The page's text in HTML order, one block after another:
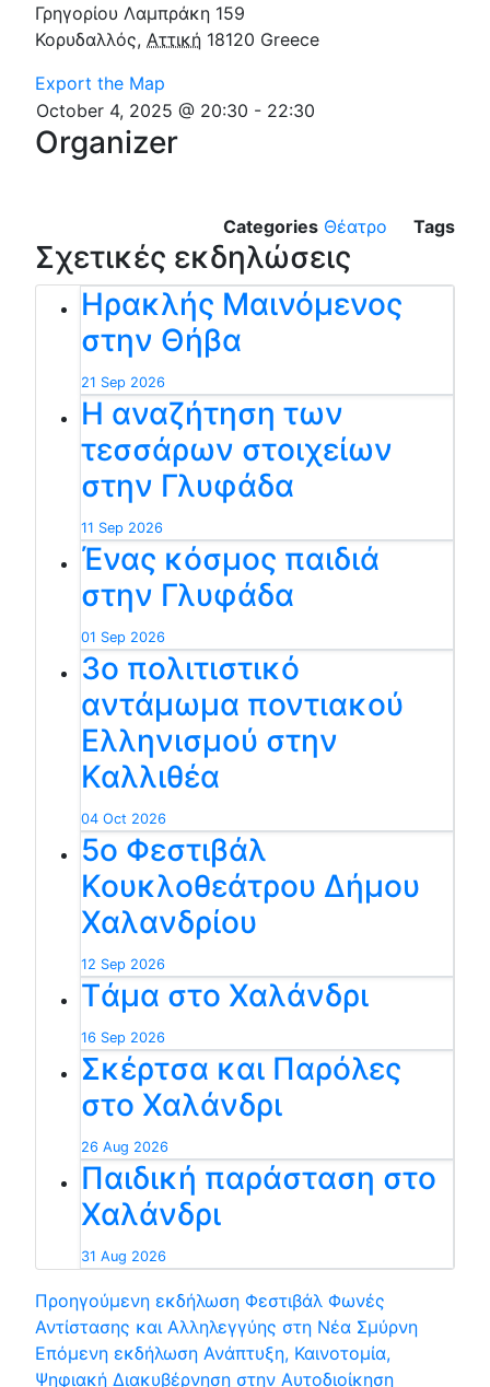
Γρηγορίου Λαμπράκη 159
Κορυδαλλός, Αττική 18120 Greece
Export the Map
October 4, 2025 @ 20:30 - 22:30
Organizer
Categories Θέατρο Tags
Σχετικές εκδηλώσεις
Ηρακλής Μαινόμενος
στην Θήβα
21 Sep 2026
Η αναζήτηση των
τεσσάρων στοιχείων
στην Γλυφάδα
11 Sep 2026
Ένας κόσμος παιδιά
στην Γλυφάδα
01 Sep 2026
3ο πολιτιστικό
αντάμωμα ποντιακού
Ελληνισμού στην
Καλλιθέα
04 Oct 2026
5ο Φεστιβάλ
Κουκλοθεάτρου Δήμου
Χαλανδρίου
12 Sep 2026
Tάμα στο Χαλάνδρι
16 Sep 2026
Σκέρτσα και Παρόλες
στο Χαλάνδρι
26 Aug 2026
Παιδική παράσταση στο
Χαλάνδρι
31 Aug 2026
Προηγούμενη εκδήλωση Φεστιβάλ Φωνές
Αντίστασης και Αλληλεγγύης στη Νέα Σμύρνη
Επόμενη εκδήλωση Ανάπτυξη, Καινοτομία,
Ψηφιακή Διακυβέρνηση στην Αυτοδιοίκηση